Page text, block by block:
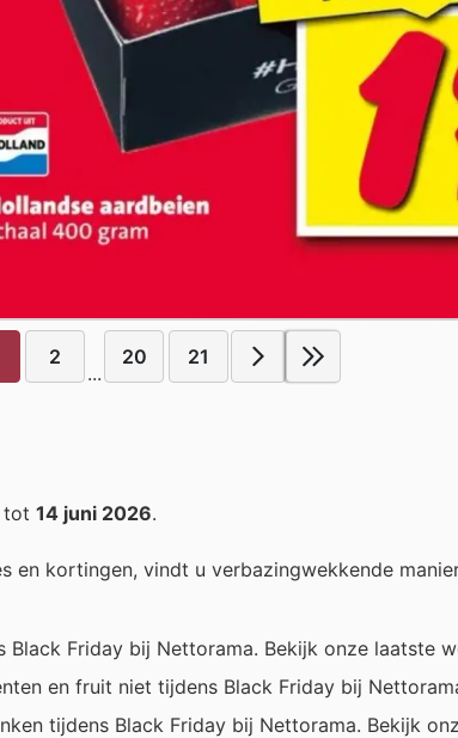
2
...
20 21
tot 14 juni 2026.
en kortingen, vindt u verbazingwekkende
Friday bij Nettorama. Bekijk onze laatste
en fruit niet tijdens Black Friday bij
tijdens Black Friday bij Nettorama. Bekijk